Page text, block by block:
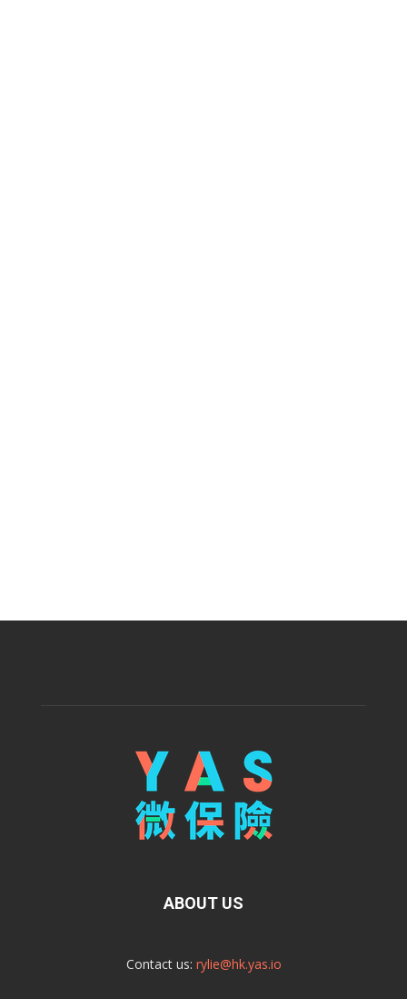
ABOUT US
Contact us: rylie@hk.yas.io